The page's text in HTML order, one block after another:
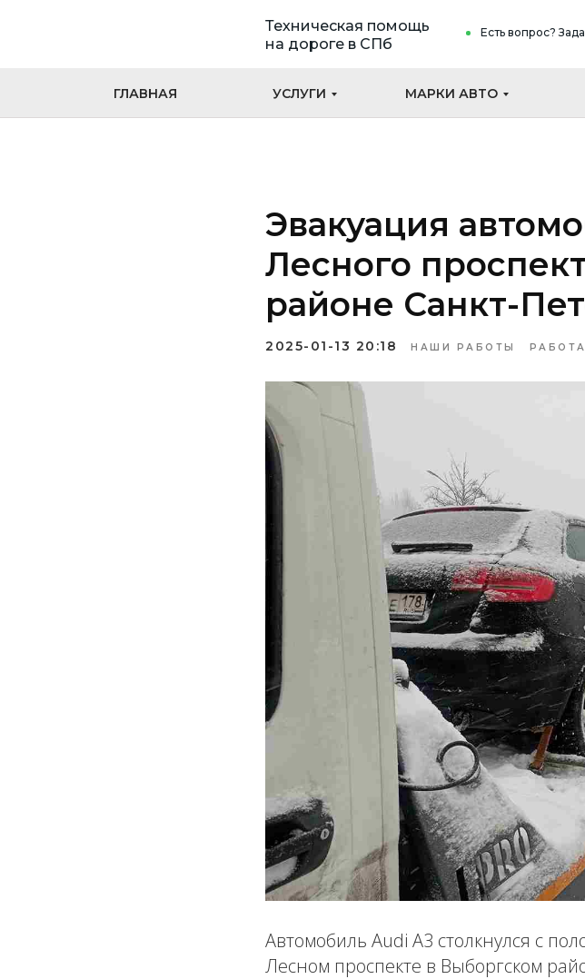
Есть вопрос?
ГЛАВНАЯ УСЛУГИ МАРКИ АВТО
Техническая помощь
на дороге в СПб
Эвакуация
Лесного
районе Санкт-
2025-01-13 20:18 НАШИ РАБОТЫ
Автомобиль Audi A3 столкнулся с
Лесном проспекте в Выборгском